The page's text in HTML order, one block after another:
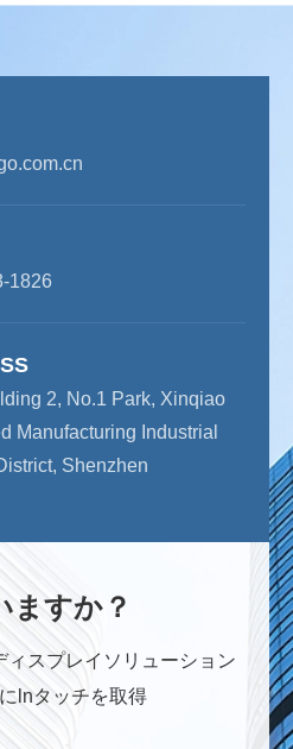
1826
2, No.1 Park, Xinqiao
Manufacturing Industrial
Shenzhen
ますか？
ィスプレイソリューション
lnタッチを取得